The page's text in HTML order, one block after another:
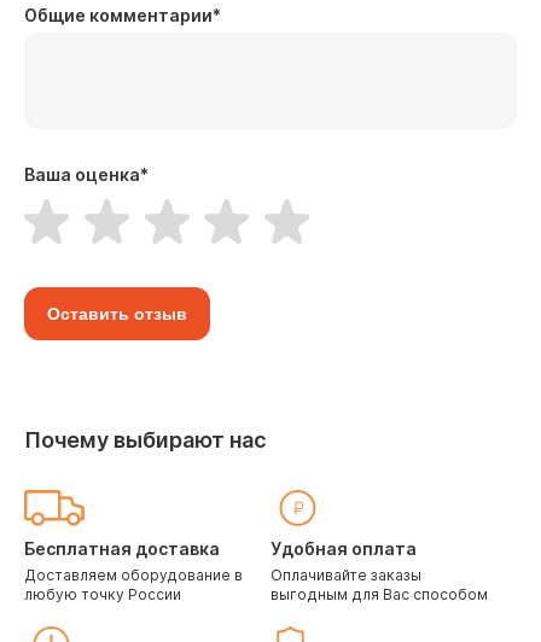
Общие комментарии*
Ваша оценка*
Оставить отзыв
Почему выбирают нас
Бесплатная доставка
Доставляем оборудование в
любую точку России
Удобная оплата
Оплачивайте заказы
выгодным для Вас способом